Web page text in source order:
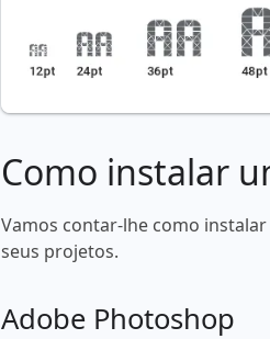
Como instalar
Vamos contar-lhe como
seus projetos.
Adobe Photoshop